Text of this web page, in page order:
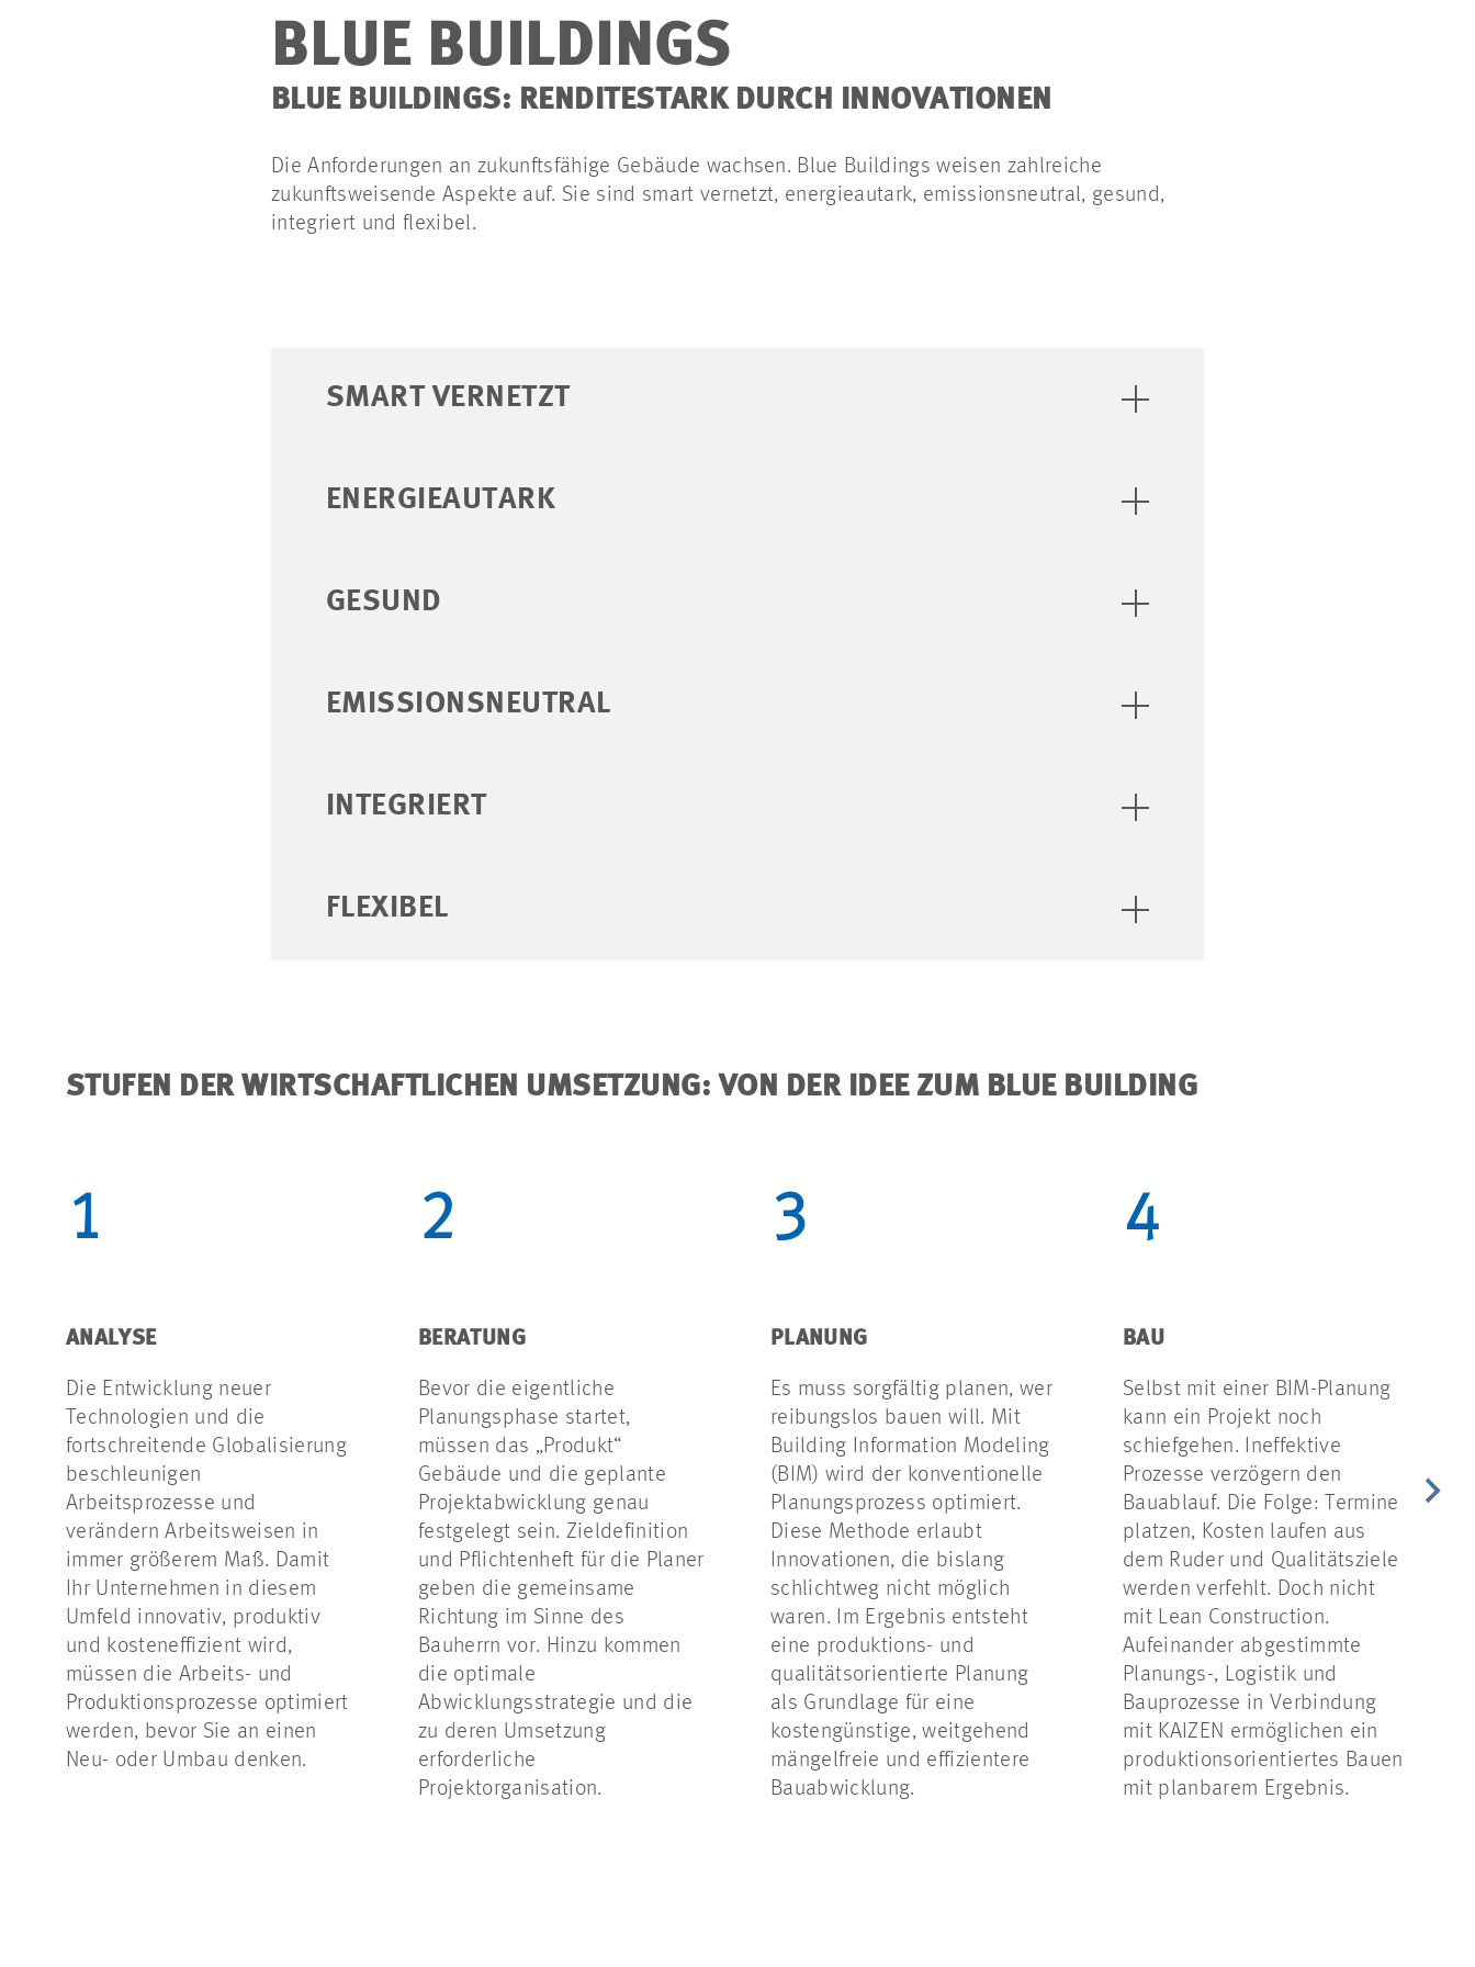
BLUE BUILDINGS
BLUE BUILDINGS: RENDITESTARK DURCH INNOVATIONEN
Die Anforderungen an zukunftsfähige Gebäude wachsen. Blue Buildings weisen zahlreiche
zukunftsweisende Aspekte auf. Sie sind smart vernetzt, energieautark, emissionsneutral, gesund,
integriert und flexibel.
SMART VERNETZT
ENERGIEAUTARK
GESUND
EMISSIONSNEUTRAL
INTEGRIERT
FLEXIBEL
STUFEN DER WIRTSCHAFTLICHEN UMSETZUNG: VON DER IDEE ZUM BLUE BUILDING
1
ANALYSE
Die Entwicklung neuer
Technologien und die
fortschreitende Globalisierung
beschleunigen
Arbeitsprozesse und
verändern Arbeitsweisen in
immer größerem Maß. Damit
Ihr Unternehmen in diesem
Umfeld innovativ, produktiv
und kosteneffizient wird,
müssen die Arbeits- und
Produktionsprozesse optimiert
werden, bevor Sie an einen
Neu- oder Umbau denken.
2
BERATUNG
Bevor die eigentliche
Planungsphase startet,
müssen das „Produkt“
Gebäude und die geplante
Projektabwicklung genau
festgelegt sein. Zieldefinition
und Pflichtenheft für die Planer
geben die gemeinsame
Richtung im Sinne des
Bauherrn vor. Hinzu kommen
die optimale
Abwicklungsstrategie und die
zu deren Umsetzung
erforderliche
Projektorganisation.
3
PLANUNG
Es muss sorgfältig planen, wer
reibungslos bauen will. Mit
Building Information Modeling
(BIM) wird der konventionelle
Planungsprozess optimiert.
Diese Methode erlaubt
Innovationen, die bislang
schlichtweg nicht möglich
waren. Im Ergebnis entsteht
eine produktions- und
qualitätsorientierte Planung
als Grundlage für eine
kostengünstige, weitgehend
mängelfreie und effizientere
Bauabwicklung.
4
BAU
Selbst mit einer BIM-Planung
kann ein Projekt noch
schiefgehen. Ineffektive
Prozesse verzögern den
Bauablauf. Die Folge: Termine
platzen, Kosten laufen aus
dem Ruder und Qualitätsziele
werden verfehlt. Doch nicht
mit Lean Construction.
Aufeinander abgestimmte
Planungs-, Logistik und
Bauprozesse in Verbindung
mit KAIZEN ermöglichen ein
produktionsorientiertes Bauen
mit planbarem Ergebnis.